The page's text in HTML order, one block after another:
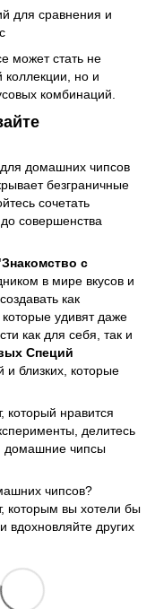
для сравнения и
может стать не
но и
комбинаций.
домашних чипсов
безграничные
сочетать
совершенства
с
в мире вкусов и
как
удивят даже
как для себя, так и
Специй
и близких, которые
который нравится
делитесь
домашние чипсы
чипсов?
которым вы хотели бы
вдохновляйте других